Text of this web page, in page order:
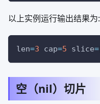
以上实例运行输出结果为:
len=3 cap=5 slice=
空（nil）切片